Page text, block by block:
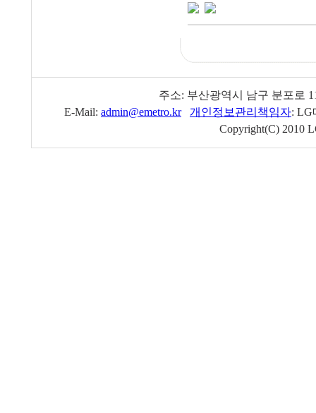
주소: 부산광역시 남구 분포로
E-Mail: admin@emetro.kr 개인정보관리책임자: LG
Copyright(C) 2010